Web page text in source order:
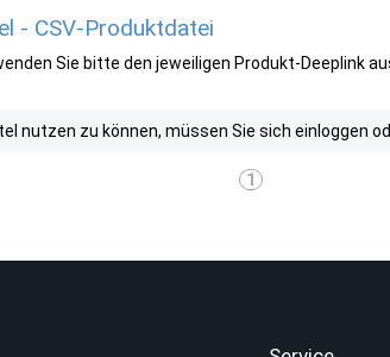
- CSV-Produktdatei
Sie bitte den jeweiligen Produkt-Deeplink
nutzen zu können, müssen Sie sich einloggen
1